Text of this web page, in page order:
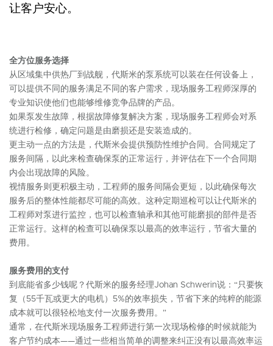
让客户安心。
全方位服务选择
从区域集中供热厂到战舰，代斯米的泵系统可以装在任何设备上，
可以提供不同的服务满足不同的客户需求，现场服务工程师深厚的
专业知识使他们也能够维修竞争品牌的产品。
如果泵发生故障，根据故障修复解决方案，现场服务工程师会对系
统进行检修，确定问题是由磨损还是安装造成的。
更主动一点的方法是，代斯米会提供预防性维护合同。合同规定了
服务间隔，以此来检查确保泵的正常运行，并评估在下一个合同期
内会出现故障的风险。
视情服务则更积极主动，工程师的服务间隔会更短，以此确保每次
服务后的整体性能都尽可能的高效。这种定期巡检可以让代斯米的
工程师对泵进行监控，也可以检查轴承和其他可能磨损的部件是否
正常运行。这样的检查可以确保泵以最高的效率运行，节省大量的
费用。
服务费用的支付
到底能省多少钱呢？代斯米的服务经理Johan Schwerin说：“只要恢
复（55千瓦或更大的电机）5%的效率损失，节省下来的纯粹的能源
成本就可以很轻松地支付一次服务费用。”
通常，在代斯米现场服务工程师进行第一次现场检修的时候就能为
客户节约成本——通过一些相当简单的调整来纠正没有以最高效率运